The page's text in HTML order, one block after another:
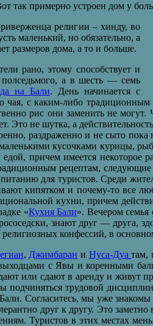
так примерно устроен дом у
религии – хинду, во
маленький, но обязательно, а
размеров дома, а то и больше.
рано, этому способствует и
а в шесть — семь
на Бали. День начинается с
чая, с каким-либо
рис они заменить не могут.
Это не шутка, а
раздраженно и не сыто
кусочками курицы,
причем имеется некоторое
рецептам,
для туристов. Среди
кипятком и почему-то все
кухни, причем
«Кухня Бали». Вечером семья
знают друг — друга,
конфессий, в
, Джимбаран и Нуса-Дуатам,
с Явы и коренными
или сдают в аренду и живут
подчиняться трудовой
Согласитесь, мы уже
друг к другу. Это заметно
Туристов в этих местах